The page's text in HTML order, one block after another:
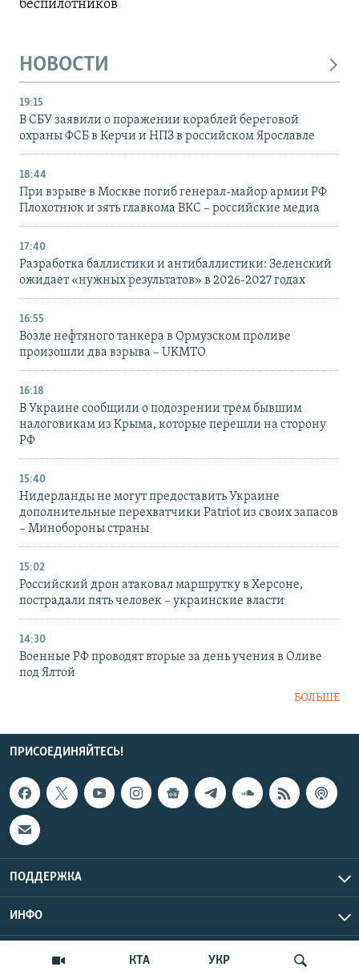
КТА УКР
беспилотников
НОВОСТИ
19:15
В СБУ заявили о поражении кораблей береговой
охраны ФСБ в Керчи и НПЗ в российском Ярославле
18:44
При взрыве в Москве погиб генерал-майор армии РФ
Плохотнюк и зять главкома ВКС – российские медиа
17:40
Разработка баллистики и антибаллистики: Зеленский
ожидает «нужных результатов» в 2026-2027 годах
16:55
Возле нефтяного танкера в Ормузском проливе
произошли два взрыва – UKMTO
16:18
В Украине сообщили о подозрении трем бывшим
налоговикам из Крыма, которые перешли на сторону
РФ
15:40
Нидерланды не могут предоставить Украине
дополнительные перехватчики Patriot из своих запасов
– Минобороны страны
15:02
Российский дрон атаковал маршрутку в Херсоне,
пострадали пять человек – украинские власти
14:30
Военные РФ проводят вторые за день учения в Оливе
под Ялтой
БОЛЬШЕ
ПРИСОЕДИНЯЙТЕСЬ!
ПОДДЕРЖКА
ИНФО
Copyright Крым.Реалии, 2026 | Все права защищены.
UTC+3